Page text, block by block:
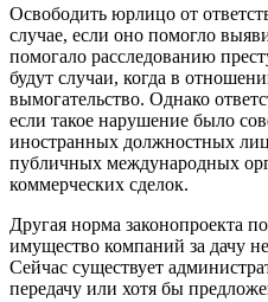
Освободить юрлицо от
случае, если оно помогло
помогало расследованию
будут случаи, когда в
вымогательство. Однако
если такое нарушение было
иностранных должностных
публичных международных
коммерческих сделок.
Другая норма законопроекта
имущество компаний за дачу
Сейчас существует
передачу или хотя бы